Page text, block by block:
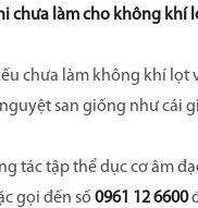
chưa làm cho không khí
chưa làm không khí lọt
san giống như cái
tác tập thể dục cơ âm
gọi đến số 0961 12 6600